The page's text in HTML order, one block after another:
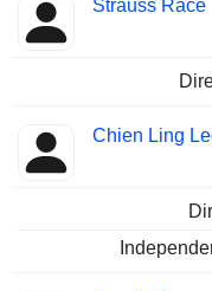
Strauss Race
Chien Ling